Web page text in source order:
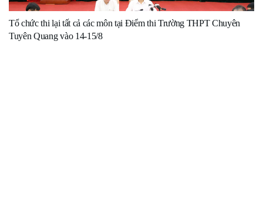
Tổ chức thi lại tất cả các môn tại Điểm thi Trường THPT Chuyên
Tuyên Quang vào 14-15/8